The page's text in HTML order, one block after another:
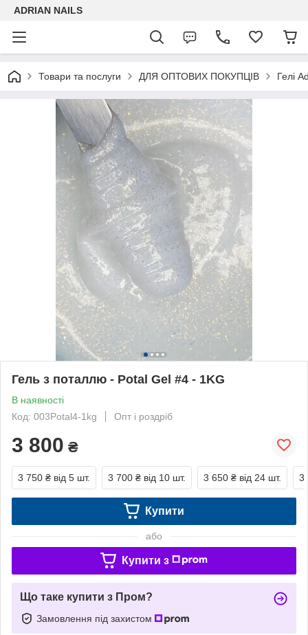
ADRIAN NAILS
Товари та послуги ДЛЯ ОПТОВИХ ПОКУПЦІВ Гелі
Гель з поталлю - Potal Gel #4 - 1KG
В наявності
Код: 003Potal4-1kg
Опт і роздріб
3 800 ₴
3 750 ₴ від 5 шт. 3 700 ₴ від 10 шт. 3 650 ₴ від 24 шт. 3
Купити
або
Купити з
Що таке купити з Пром?
Замовлення під захистом